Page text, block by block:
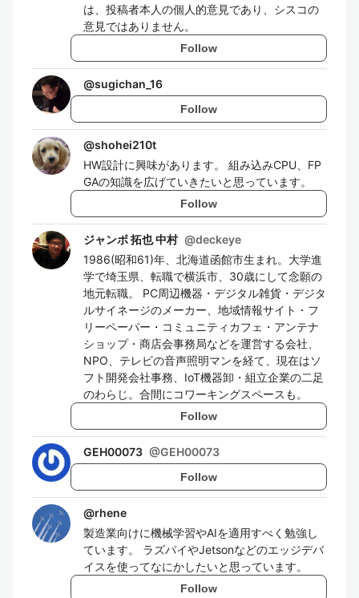
は、投稿者本人の個人的意見であり、シスコの
意見ではありません。
Follow
@sugichan_16
Follow
@shohei210t
HW設計に興味があります。 組み込みCPU、FP
GAの知識を広げていきたいと思っています。
Follow
ジャンボ 拓也 中村 @deckeye
1986(昭和61)年、北海道函館市生まれ。大学進
学で埼玉県、転職で横浜市、30歳にして念願の
地元転職。 PC周辺機器・デジタル雑貨・デジタ
ルサイネージのメーカー、地域情報サイト・フ
リーペーパー・コミュニティカフェ・アンテナ
ショップ・商店会事務局などを運営する会社、
NPO、テレビの音声照明マンを経て、現在はソ
フト開発会社事務、IoT機器卸・組立企業の二足
のわらじ。合間にコワーキングスペースも。
Follow
GEH00073 @GEH00073
Follow
@rhene
製造業向けに機械学習やAIを適用すべく勉強し
ています。 ラズパイやJetsonなどのエッジデバ
イスを使ってなにかしたいと思っています。
Follow